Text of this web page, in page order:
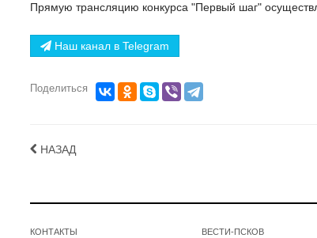
Прямую трансляцию конкурса "Первый шаг"
Наш канал в Telegram
Поделиться
НАЗАД
КОНТАКТЫ ВЕСТИ-ПСКОВ